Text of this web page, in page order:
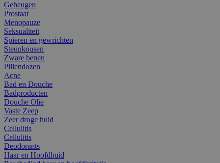
Geheugen
Prostaat
Menopauze
Seksualiteit
Spieren en gewrichten
Steunkousen
Zware benen
Pillendozen
Acne
Bad en Douche
Badproducten
Douche Olie
Vaste Zeep
Zeer droge huid
Cellulitis
Cellulitis
Deodorants
Haar en Hoofdhuid